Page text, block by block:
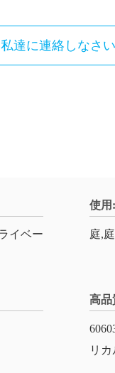
私達に連絡しなさい
イベー
使用:
庭,
高品
リ